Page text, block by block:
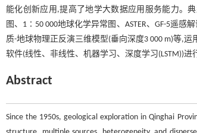
能化创新应用,提高了地学大数据应用服务能力。
图、1∶50 000地球化学异常图、ASTER、GF-5遥
质-地球物理正反演三维模型(垂向深度3 000 m)等,运
软件(线性、非线性、机器学习、深度学习(LSTM))
Abstract
Since the 1950s, geological exploration in Qinghai